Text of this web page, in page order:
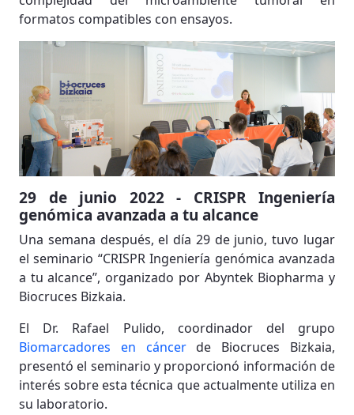
formatos compatibles con ensayos.
29 de junio 2022 - CRISPR Ingeniería
genómica avanzada a tu alcance
Una semana después, el día 29 de junio, tuvo lugar
el seminario “CRISPR Ingeniería genómica avanzada
a tu alcance”, organizado por Abyntek Biopharma y
Biocruces Bizkaia.
El Dr. Rafael Pulido, coordinador del grupo
Biomarcadores en cáncerde Biocruces Bizkaia,
presentó el seminario y proporcionó información de
interés sobre esta técnica que actualmente utiliza en
su laboratorio.